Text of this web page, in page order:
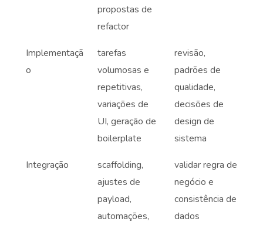
propostas de
refactor
Implementaçã
o
tarefas
volumosas e
repetitivas,
variações de
UI, geração de
boilerplate
revisão,
padrões de
qualidade,
decisões de
design de
sistema
Integração
scaffolding,
ajustes de
payload,
automações,
validar regra de
negócio e
consistência de
dados